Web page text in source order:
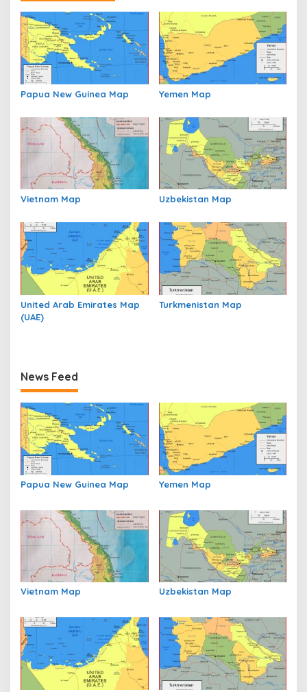
g
a
s
i
p
o
s
Papua New Guinea Map Yemen Map
Vietnam Map Uzbekistan Map
United Arab Emirates Map
(UAE)
Turkmenistan Map
News Feed
Papua New Guinea Map Yemen Map
Vietnam Map Uzbekistan Map